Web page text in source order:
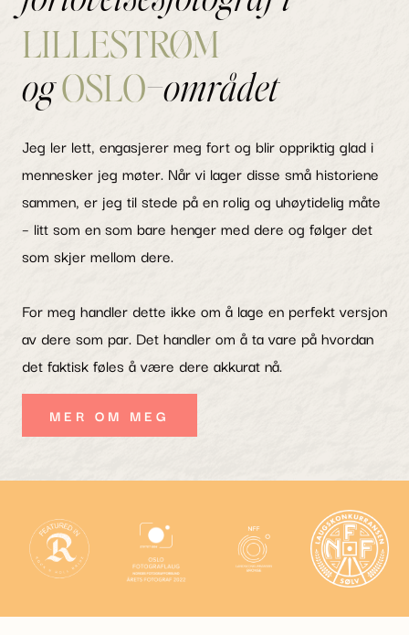
LILLESTRØM
og OSLO–området
Jeg ler lett, engasjerer meg fort og blir oppriktig glad i
mennesker jeg møter. Når vi lager disse små historiene
sammen, er jeg til stede på en rolig og uhøytidelig måte
– litt som en som bare henger med dere og følger det
som skjer mellom dere.
For meg handler dette ikke om å lage en perfekt versjon
av dere som par. Det handler om å ta vare på hvordan
det faktisk føles å være dere akkurat nå.
MER OM MEG